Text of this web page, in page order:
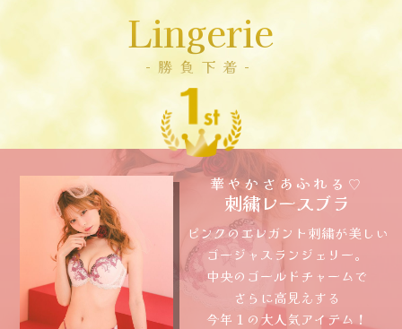
Lingerie
-勝負下着-
華やかさあふれる♡
刺繍レースブラ
ピンクのエレガント刺繍が美しい
ゴージャスランジェリー。
中央のゴールドチャームで
さらに高見えする
今年１の大人気アイテム！